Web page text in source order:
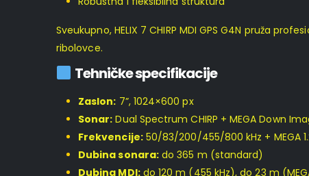
Sveukupno, HELIX 7 CHIRP MDI GPS G4N pruža
ribolovce.
Tehničke specifikacije
Zaslon: 7”, 1024×600 px
Sonar: Dual Spectrum CHIRP + MEGA Down
Frekvencije:50/83/200/455/800 kHz + MEGA
Dubina sonara:do 365 m (standard)
Dubina MDI:do 120 m (455 kHz), do 23 m